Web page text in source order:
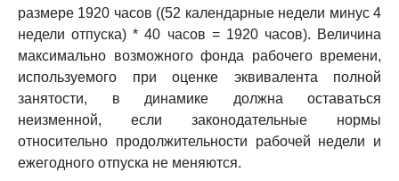
размере 1920 часов ((52 календарные недели минус 4
недели отпуска) * 40 часов = 1920 часов). Величина
максимально возможного фонда рабочего времени,
используемого при оценке эквивалента полной
занятости, в динамике должна оставаться
неизменной, если законодательные нормы
относительно продолжительности рабочей недели и
ежегодного отпуска не меняются.